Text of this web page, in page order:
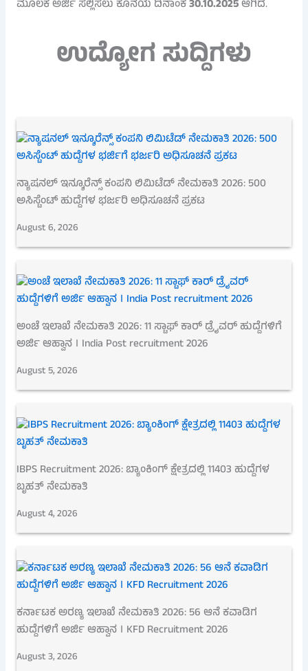
ಮೂಲಕ ಅರ್ಜಿ ಸಲ್ಲಿಸಲು ಕೊನೆಯ ದಿನಾಂಕ30.10.2025ಆಗಿದೆ.
ಉದ್ಯೋಗ ಸುದ್ದಿಗಳು
ನ್ಯಾಷನಲ್ ಇನ್ಶೂರೆನ್ಸ್ ಕಂಪನಿ ಲಿಮಿಟೆಡ್ ನೇಮಕಾತಿ 2026: 500
ಅಸಿಸ್ಟೆಂಟ್ ಹುದ್ದೆಗಳ ಭರ್ಜರಿ ಅಧಿಸೂಚನೆ ಪ್ರಕಟ
August 6, 2026
ಅಂಚೆ ಇಲಾಖೆ ನೇಮಕಾತಿ 2026: 11 ಸ್ಟಾಫ್ ಕಾರ್ ಡ್ರೈವರ್ ಹುದ್ದೆಗಳಿಗೆ
ಅರ್ಜಿ ಆಹ್ವಾನ । India Post recruitment 2026
August 5, 2026
IBPS Recruitment 2026: ಬ್ಯಾಂಕಿಂಗ್ ಕ್ಷೇತ್ರದಲ್ಲಿ 11403 ಹುದ್ದೆಗಳ
ಬೃಹತ್ ನೇಮಕಾತಿ
August 4, 2026
ಕರ್ನಾಟಕ ಅರಣ್ಯ ಇಲಾಖೆ ನೇಮಕಾತಿ 2026: 56 ಆನೆ ಕವಾಡಿಗ
ಹುದ್ದೆಗಳಿಗೆ ಅರ್ಜಿ ಆಹ್ವಾನ । KFD Recruitment 2026
August 3, 2026